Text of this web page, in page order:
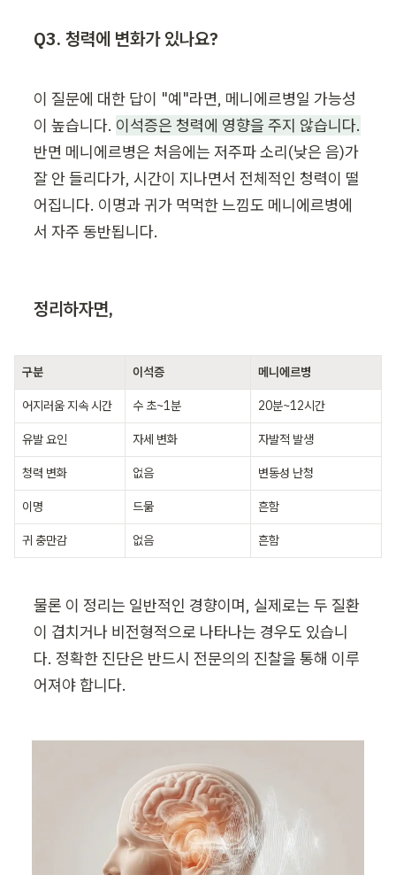
Q3. 청력에 변화가 있나요?
이 질문에 대한 답이 "예"라면, 메니에르병일 가능성
이 높습니다. 이석증은 청력에 영향을 주지 않습니다.
반면 메니에르병은 처음에는 저주파 소리(낮은 음)가
잘 안 들리다가, 시간이 지나면서 전체적인 청력이 떨
어집니다. 이명과 귀가 먹먹한 느낌도 메니에르병에
서 자주 동반됩니다.
정리하자면,
구분 이석증 메니에르병
어지러움 지속 시간 수 초~1분 20분~12시간
유발 요인 자세 변화 자발적 발생
청력 변화 없음 변동성 난청
이명 드묾 흔함
귀 충만감 없음 흔함
물론 이 정리는 일반적인 경향이며, 실제로는 두 질환
이 겹치거나 비전형적으로 나타나는 경우도 있습니
다. 정확한 진단은 반드시 전문의의 진찰을 통해 이루
어져야 합니다.